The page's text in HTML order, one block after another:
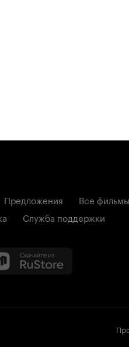
Предложения Все фильмы
Служба поддержки